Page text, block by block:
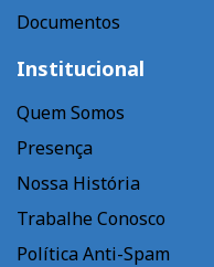
Documentos
Institucional
Quem Somos
Presença
Nossa História
Trabalhe Conosco
Política Anti-Spam